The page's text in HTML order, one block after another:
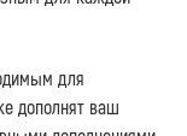
для
дополнят ваш